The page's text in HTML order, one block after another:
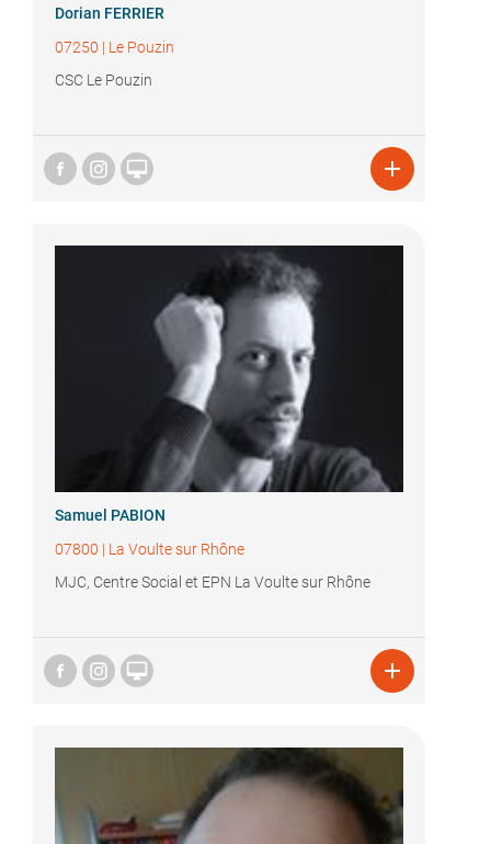
Dorian FERRIER
07250 | Le Pouzin
CSC Le Pouzin
 
Samuel PABION
07800 | La Voulte sur Rhône
MJC, Centre Social et EPN La Voulte sur Rhône
 